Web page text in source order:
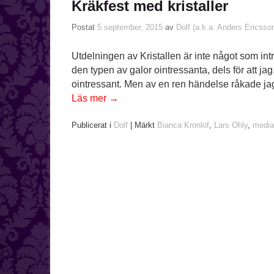
Kräkfest med kristaller
Postat 5 september, 2015 av Dolf (a.k.a. Anders
Utdelningen av Kristallen är inte något som
den typen av galor ointressanta, dels för att
ointressant. Men av en ren händelse råkade
Läs mer →
Publicerat i Dolf Märkt Bianca Kronlöf, Lars Ohly, media